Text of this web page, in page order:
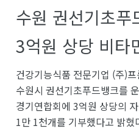
수원 권선기초푸
3억원 상당 비타
건강기능식품 전문기업 (주)
수원시 권선기초푸드뱅크를
경기연합회에 3억원 상당의
1만 1천개를 기부했다고 밝혔